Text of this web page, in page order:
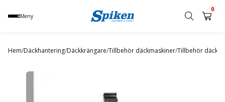
Meny
namn,
0
Hem/Däckhantering/Däckkrängare/Tillbehör däckmaskiner/Tillbehör